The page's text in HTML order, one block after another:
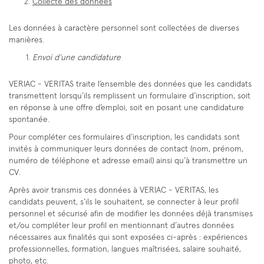
Collecte des données
Les données à caractère personnel sont collectées de diverses
manières.
Envoi d’une candidature
VERIAC - VERITAS traite l’ensemble des données que les candidats
transmettent lorsqu’ils remplissent un formulaire d’inscription, soit
en réponse à une offre d’emploi, soit en posant une candidature
spontanée.
Pour compléter ces formulaires d’inscription, les candidats sont
invités à communiquer leurs données de contact (nom, prénom,
numéro de téléphone et adresse email) ainsi qu’à transmettre un
CV.
Après avoir transmis ces données à VERIAC - VERITAS, les
candidats peuvent, s’ils le souhaitent, se connecter à leur profil
personnel et sécurisé afin de modifier les données déjà transmises
et/ou compléter leur profil en mentionnant d’autres données
nécessaires aux finalités qui sont exposées ci-après : expériences
professionnelles, formation, langues maîtrisées, salaire souhaité,
photo, etc.